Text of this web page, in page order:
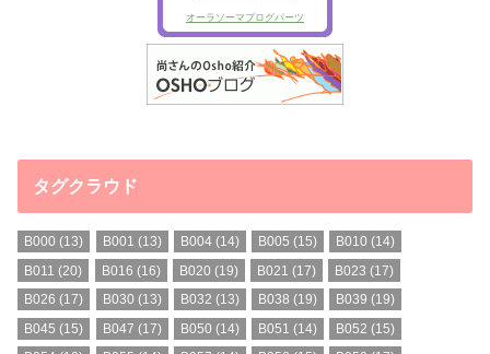
タグクラウド
B000 (13) B001 (13) B004(14) B005 (15) B010 (14)
B011 (20) B016 (16) B020 (19) B021 (17) B023 (17)
B026 (17) B030 (13) B032 (13) B038 (19) B039 (19)
B045 (15) B047 (17) B050 (14) B051 (14) B052 (15)